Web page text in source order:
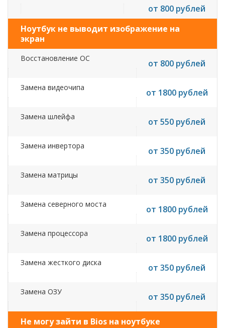
от 800 рублей
Ноутбук не выводит изображение на
экран
Восстановление ОС от 800 рублей
Замена видеочипа от 1800 рублей
Замена шлейфа от 550 рублей
Замена инвертора от 350 рублей
Замена матрицы от 350 рублей
Замена северного моста от 1800 рублей
Замена процессора от 1800 рублей
Замена жесткого диска от 350 рублей
Замена ОЗУ от 350 рублей
Не могу зайти в Bios на ноутбуке